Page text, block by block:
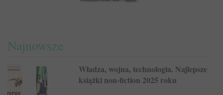
Najnowsze
Władza, wojna, technologia. Najlepsze
książki non-fiction 2025 roku